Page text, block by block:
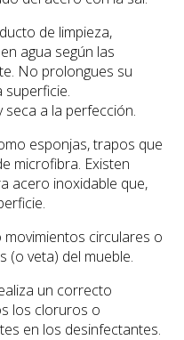
de limpieza,
agua según las
No prolongues su
seca a la perfección.
esponjas, trapos que
microfibra. Existen
acero inoxidable que,
movimientos circulares o
(o veta) del mueble.
un correcto
los cloruros o
en los desinfectantes.